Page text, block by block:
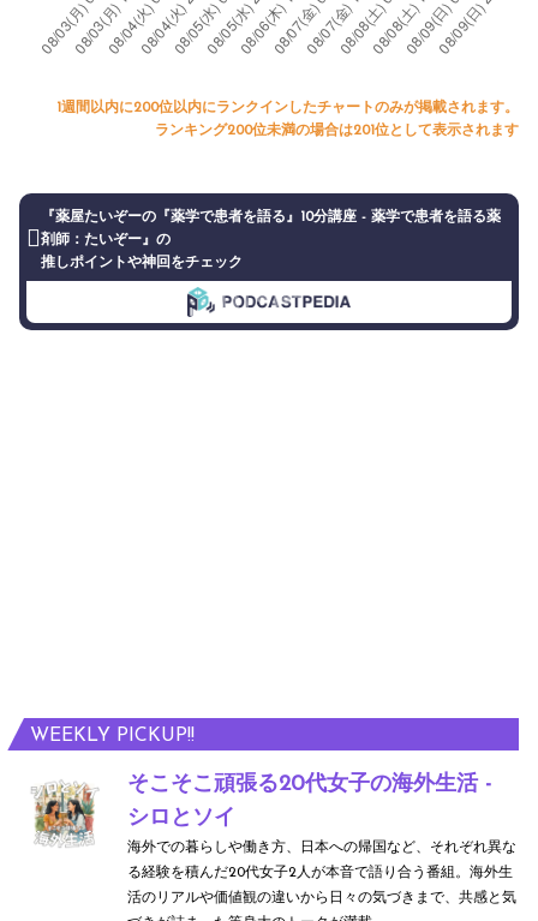
WEEKLY PICKUP!!
そこそこ頑張る20代女子の海外生活 -
シロとソイ
海外での暮らしや働き方、日本への帰国など、それぞれ異な
る経験を積んだ20代女子2人が本音で語り合う番組。海外生
活のリアルや価値観の違いから日々の気づきまで、共感と気
1週間以内に200位以内にランクインしたチャートのみが掲載されます。
ランキング200位未満の場合は201位として表示されます
『薬屋たいぞーの『薬学で患者を語る』10分講座 - 薬学で患者を語る薬
剤師：たいぞー』の
推しポイントや神回をチェック